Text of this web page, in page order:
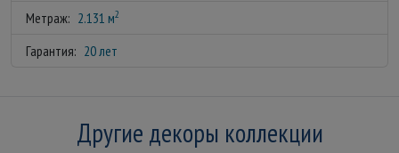
Метраж: 2.131 м2
Гарантия: 20 лет
Другие декоры коллекции